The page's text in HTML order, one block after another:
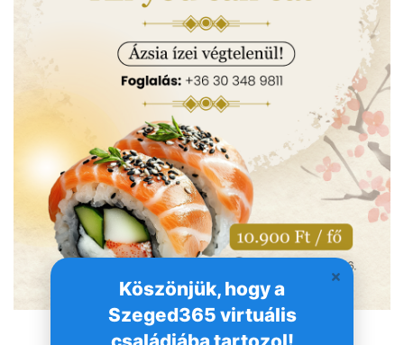
Köszönjük, hogy a
Szeged365 virtuális
családjába tartozol!